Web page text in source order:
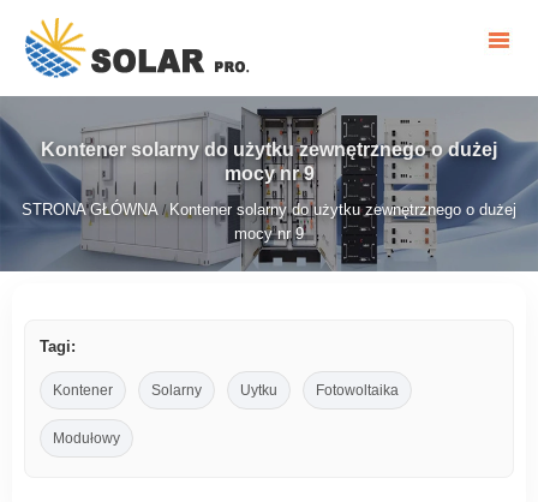
Kontener solarny do użytku zewnętrznego o dużej
mocy nr 9
STRONA GŁÓWNA / Kontener solarny do użytku zewnętrznego o dużej
mocy nr 9
Tagi:
Kontener Solarny Uytku Fotowoltaika
Modułowy